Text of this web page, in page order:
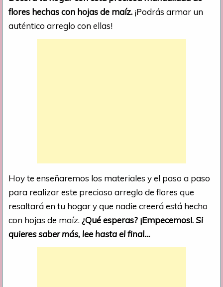
flores hechas con hojas de maíz. ¡Podrás armar un
auténtico arreglo con ellas!
Hoy te enseñaremos los materiales y el paso a paso
para realizar este precioso arreglo de flores que
resaltará en tu hogar y que nadie creerá está hecho
con hojas de maíz. ¿Qué esperas? ¡Empecemos!.Si
quieres saber más, lee hasta el final…